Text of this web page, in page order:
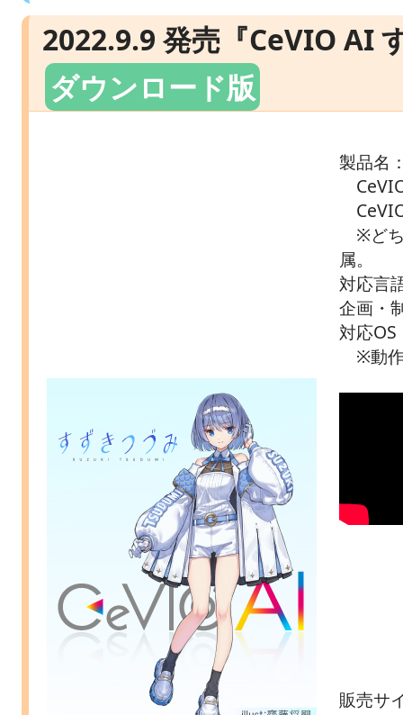
2022.9.9 発売『CeVIO AI
ダウンロード版
製品名
※どち
属。
対応言
企画・
対応
※動作
販売サ